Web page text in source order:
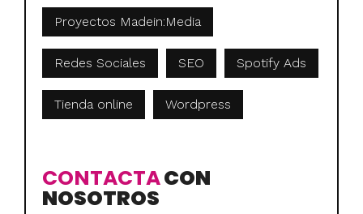
Proyectos Madein:Media
Redes Sociales SEO Spotify Ads
Tienda online Wordpress
CONTACTACON
NOSOTROS